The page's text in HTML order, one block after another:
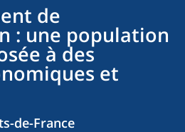
de
: une population
à des
et
de-France